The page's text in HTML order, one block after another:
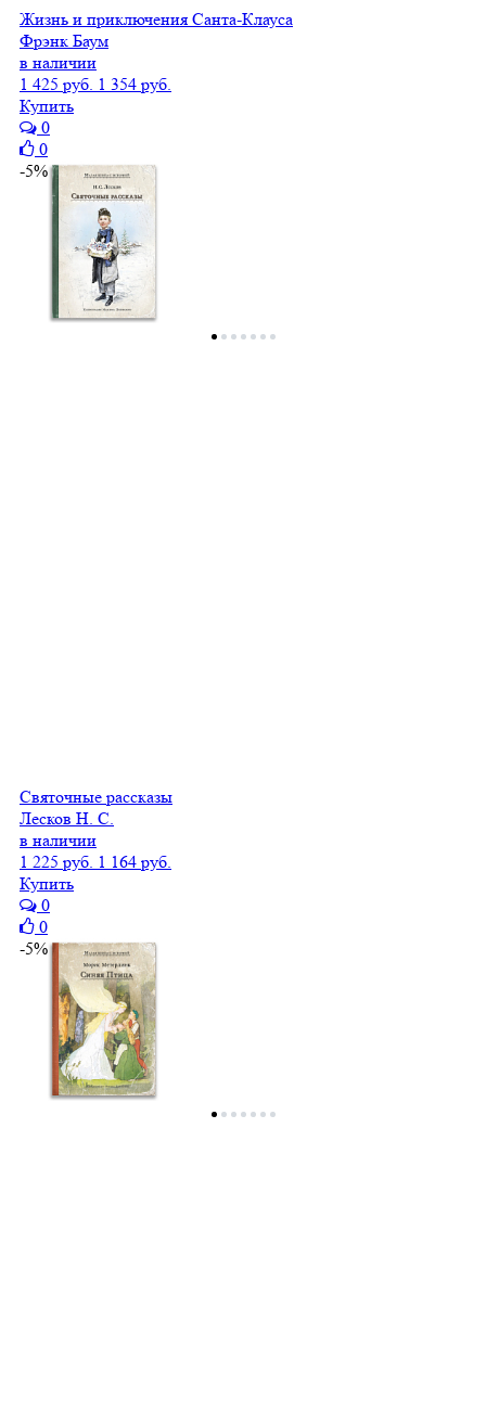
Жизнь и приключения Санта-Клауса
Фрэнк Баум
в наличии
1 425 руб. 1 354 руб.
Купить
0
0
-5%
Святочные рассказы
Лесков Н. С.
в наличии
1 225 руб. 1 164 руб.
Купить
0
0
-5%